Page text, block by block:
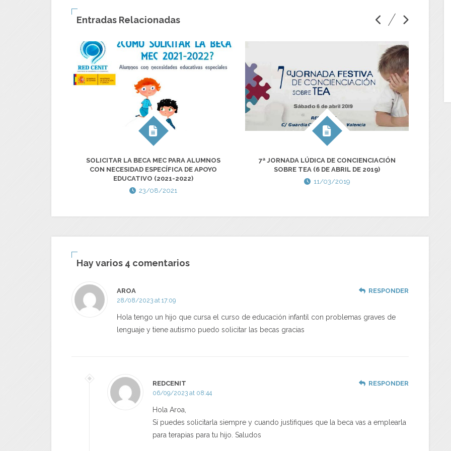
Entradas Relacionadas
SOLICITAR LA BECA MEC PARA ALUMNOS
CON NECESIDAD ESPECÍFICA DE APOYO
EDUCATIVO (2021-2022)
23/08/2021
7ª JORNADA LÚDICA DE CONCIENCIACIÓN
SOBRE TEA (6 DE ABRIL DE 2019)
11/03/2019
Hay varios 4 comentarios
AROA
28/08/2023 at 17:09
Hola tengo un hijo que cursa el curso de educación infantil con problemas graves de
lenguaje y tiene autismo puedo solicitar las becas gracias
RESPONDER
REDCENIT
06/09/2023 at 08:44
Hola Aroa,
Sí puedes solicitarla siempre y cuando justifiques que la beca vas a emplearla
para terapias para tu hijo. Saludos
RESPONDER